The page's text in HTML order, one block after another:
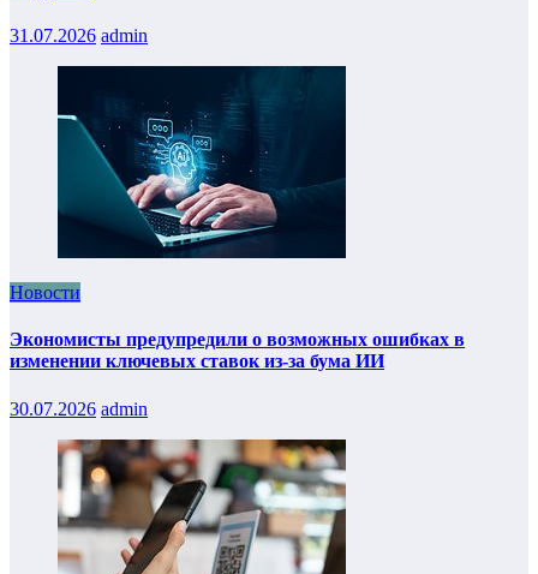
31.07.2026 admin
Новости
Экономисты предупредили о возможных ошибках в
изменении ключевых ставок из-за бума ИИ
30.07.2026 admin